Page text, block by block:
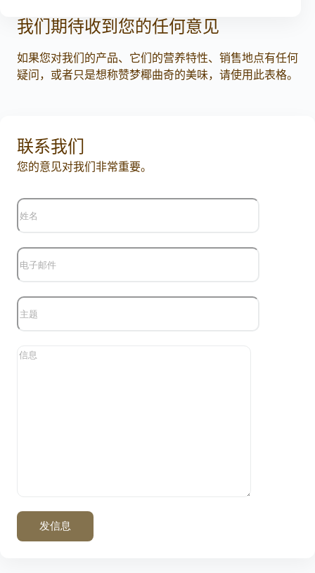
我们期待收到您的任何意见
如果您对我们的产品、它们的营养特性、销售地点有任何
疑问，或者只是想称赞梦椰曲奇的美味，请使用此表格。
联系我们
您的意见对我们非常重要。